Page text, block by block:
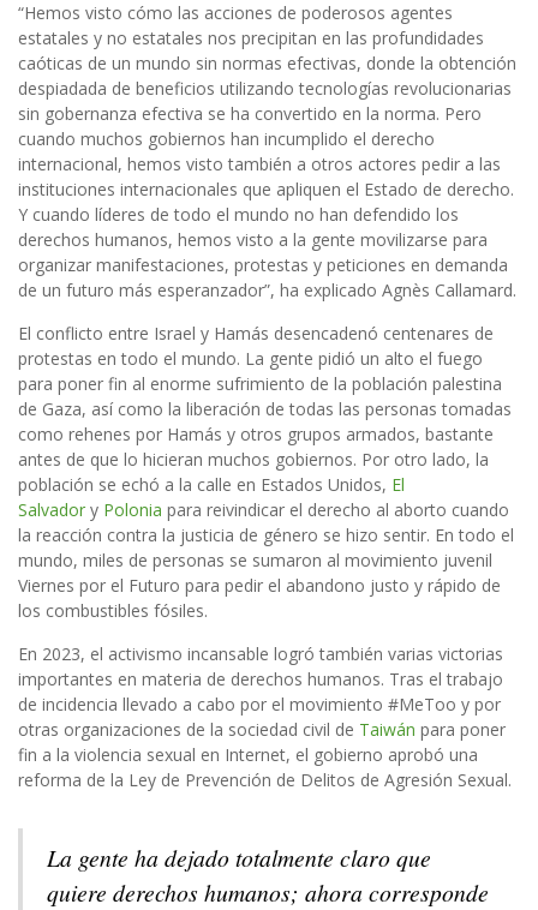
“Hemos visto cómo las acciones de poderosos agentes
estatales y no estatales nos precipitan en las profundidades
caóticas de un mundo sin normas efectivas, donde la obtención
despiadada de beneficios utilizando tecnologías revolucionarias
sin gobernanza efectiva se ha convertido en la norma. Pero
cuando muchos gobiernos han incumplido el derecho
internacional, hemos visto también a otros actores pedir a las
instituciones internacionales que apliquen el Estado de derecho.
Y cuando líderes de todo el mundo no han defendido los
derechos humanos, hemos visto a la gente movilizarse para
organizar manifestaciones, protestas y peticiones en demanda
de un futuro más esperanzador”, ha explicado Agnès Callamard.
El conflicto entre Israel y Hamás desencadenó centenares de
protestas en todo el mundo. La gente pidió un alto el fuego
para poner fin al enorme sufrimiento de la población palestina
de Gaza, así como la liberación de todas las personas tomadas
como rehenes por Hamás y otros grupos armados, bastante
antes de que lo hicieran muchos gobiernos. Por otro lado, la
población se echó a la calle en Estados Unidos, El
Salvador y Polonia para reivindicar el derecho al aborto cuando
la reacción contra la justicia de género se hizo sentir. En todo el
mundo, miles de personas se sumaron al movimiento juvenil
Viernes por el Futuro para pedir el abandono justo y rápido de
los combustibles fósiles.
En 2023, el activismo incansable logró también varias victorias
importantes en materia de derechos humanos. Tras el trabajo
de incidencia llevado a cabo por el movimiento #MeToo y por
otras organizaciones de la sociedad civil de Taiwán para poner
fin a la violencia sexual en Internet, el gobierno aprobó una
reforma de la Ley de Prevención de Delitos de Agresión Sexual.
La gente ha dejado totalmente claro que
quiere derechos humanos; ahora corresponde